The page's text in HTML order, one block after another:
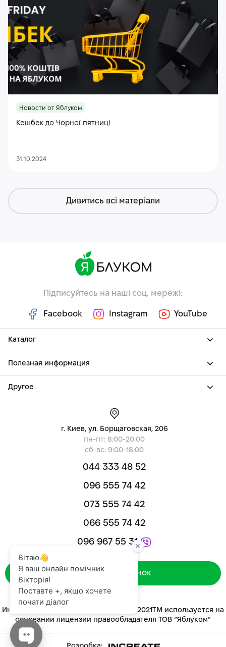
Новости от Яблуком
Кешбек до Чорної пятниці
31.10.2024
Дивитись всі матеріали
Підписуйтесь на наші соц. мережі:
Facebook Instagram YouTube
Каталог
Полезная информация
Другое
г. Киев, ул. Борщаговская, 206
пн-пт: 8:00-20:00
сб-вс: 9:00-18:00
044 333 48 52
096 555 74 42
073 555 74 42
066 555 74 42
096 967 55 31
Зворотний дзвінок
Интернет-магазин «ЯБЛУКОМ™» 2014-2021ТМ используется на
основании лицензии правообладателя ТОВ “Яблуком”